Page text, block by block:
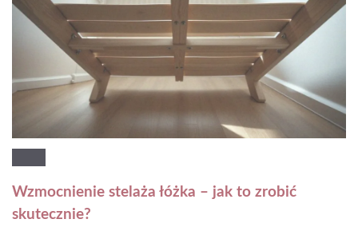
Wzmocnienie stelaża łóżka – jak to zrobić
skutecznie?